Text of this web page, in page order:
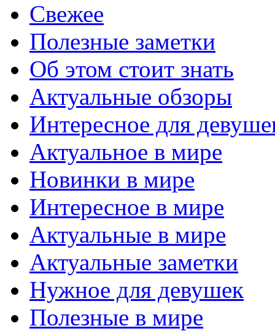
Свежее
Полезные заметки
Об этом стоит знать
Актуальные обзоры
Интересное для
Актуальное в мире
Новинки в мире
Интересное в мире
Актуальные в мире
Актуальные заметки
Нужное для девушек
Полезные в мире